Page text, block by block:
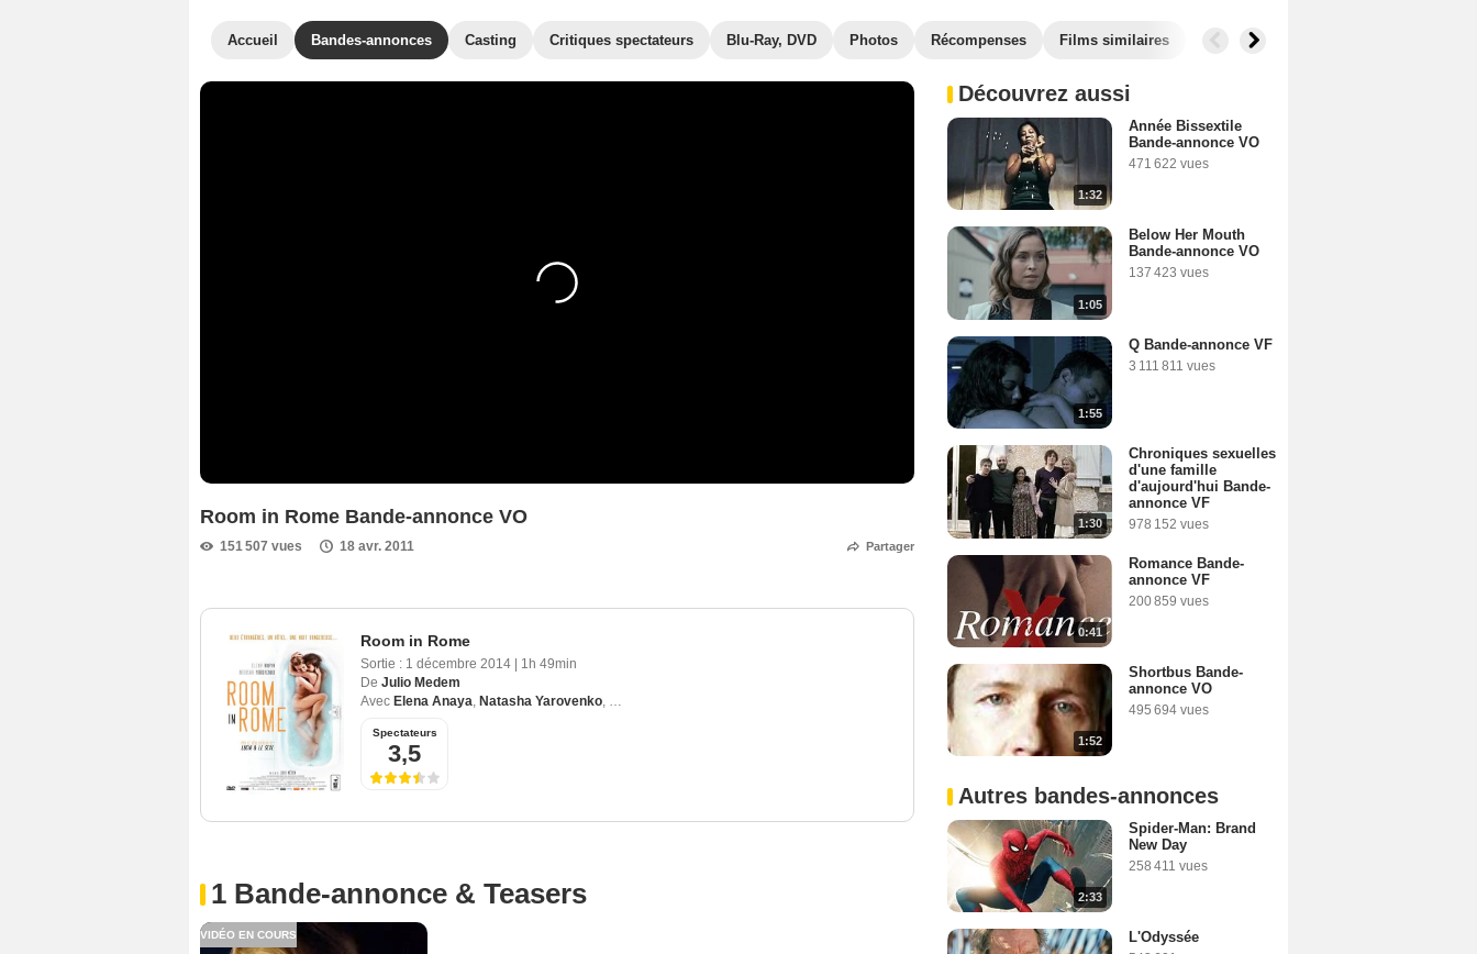
Accueil Bandes-annonces Casting Critiques spectateurs Blu-Ray, DVD Photos Récompenses Films similaires
Room in Rome Bande-annonce VO
151 507 vues 18 avr. 2011 Partager
Room in Rome
Sortie : 1 décembre 2014
1h 49min
De Julio Medem
Avec Elena Anaya, Natasha Yarovenko, Enrico Lo Verso
Spectateurs
3,5
1 Bande-annonce & Teasers
VIDÉO EN COURS
Découvrez aussi
1:32
Année Bissextile
Bande-annonce VO
471 622 vues
1:05
Below Her Mouth
Bande-annonce VO
137 423 vues
1:55
Q Bande-annonce VF
3 111 811 vues
1:30
Chroniques sexuelles
d'une famille
d'aujourd'hui Bande-
annonce VF
978 152 vues
0:41
Romance Bande-
annonce VF
200 859 vues
1:52
Shortbus Bande-
annonce VO
495 694 vues
Autres bandes-annonces
2:33
Spider-Man: Brand
New Day
258 411 vues
L'Odyssée